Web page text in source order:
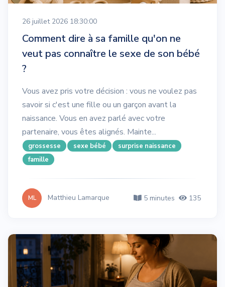
26 juillet 2026 18:30:00
Comment dire à sa famille qu'on ne
veut pas connaître le sexe de son bébé
?
Vous avez pris votre décision : vous ne voulez pas
savoir si c'est une fille ou un garçon avant la
naissance. Vous en avez parlé avec votre
partenaire, vous êtes alignés. Mainte...
grossesse sexe bébé
surprise naissance
famille
ML Matthieu Lamarque 5 minutes 135